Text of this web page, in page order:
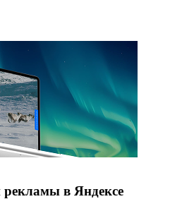
рекламы в Яндексе